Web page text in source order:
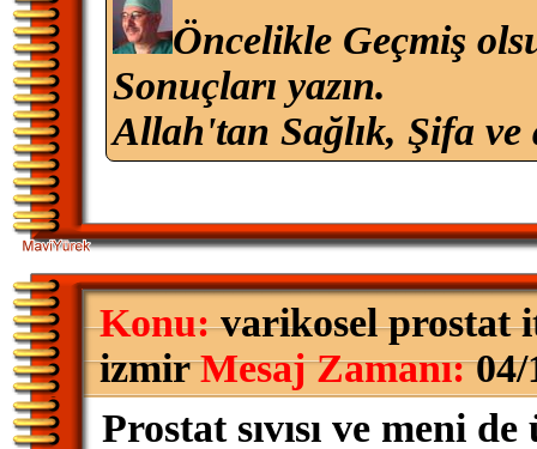
Öncelikle Geçmiş
Sonuçları yazın.
Allah'tan Sağlık, Şifa
Konu:varikosel prostat
izmirMesaj Zamanı:04/
Prostat sıvısı ve meni